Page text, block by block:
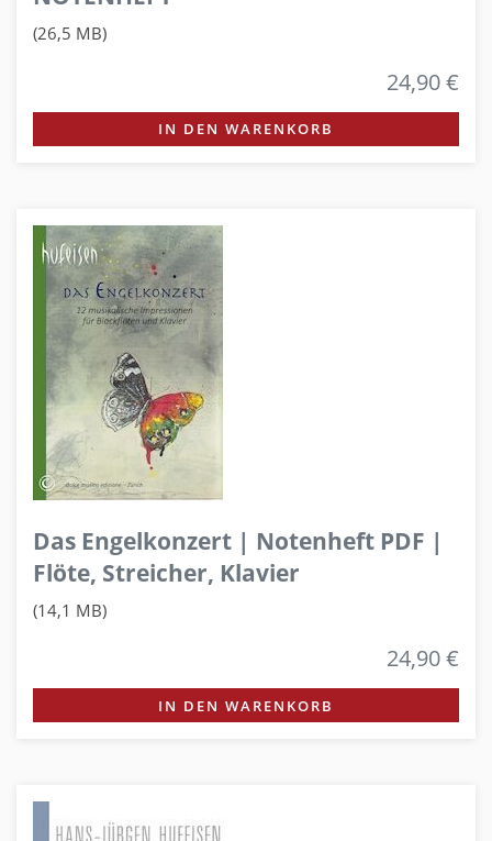
(26,5 MB)
24,90 €
IN DEN WARENKORB
Das Engelkonzert | Notenheft PDF |
Flöte, Streicher, Klavier
(14,1 MB)
24,90 €
IN DEN WARENKORB